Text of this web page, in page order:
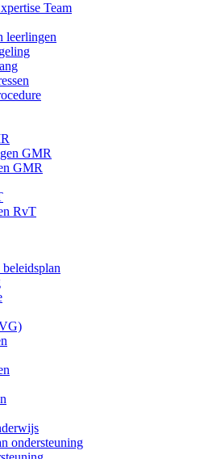
Team
leerlingen
GMR
GMR
RvT
beleidsplan
ondersteuning